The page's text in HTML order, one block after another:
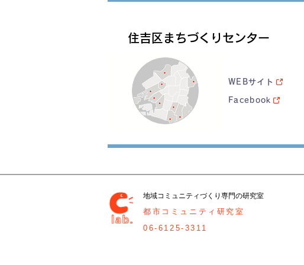
住吉区まちづくりセンター
WEBサイト
Facebook
地域コミュニティづくり専門の研究室
都市コミュニティ研究室
06-6125-3311